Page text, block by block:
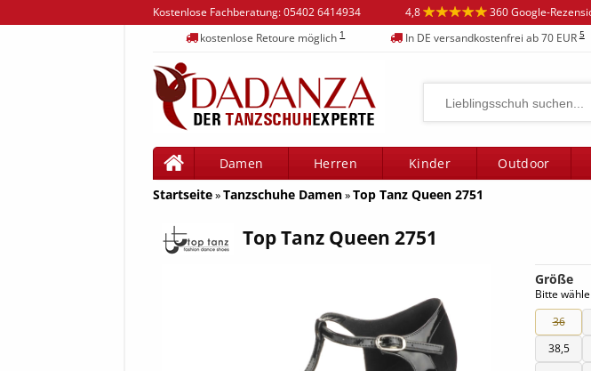
4,8 360 Google-
Kostenlose Fachberatung:05402 6414934
kostenlose Retoure möglich1 In DE versandkostenfrei ab 70 EUR5
Damen Herren Kinder Outdoor
Startseite»Tanzschuhe Damen»Top Tanz Queen 2751
Top Tanz Queen 2751
Größe
Bitte
36
38,5